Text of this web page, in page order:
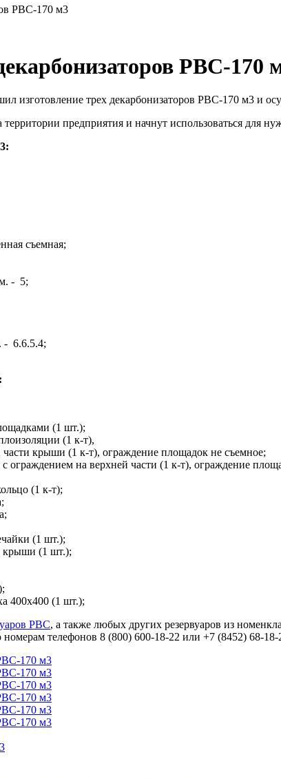
РВС-170 м3
РВС-170
изготовление трех декарбонизаторов РВС-170 м3 и
предприятия и начнут использоваться для
съемная;
- 5;
- 6.6.5.4;
(1 шт.);
(1 к-т),
крыши (1 к-т), ограждение площадок не съемное;
ограждением на верхней части (1 к-т), ограждение
(1 к-т);
(1 шт.);
крыши (1 шт.);
400х400 (1 шт.);
РВС, а также любых других резервуаров из
номерам телефонов 8 (800) 600-18-22 или +7 (8452) 68-18-